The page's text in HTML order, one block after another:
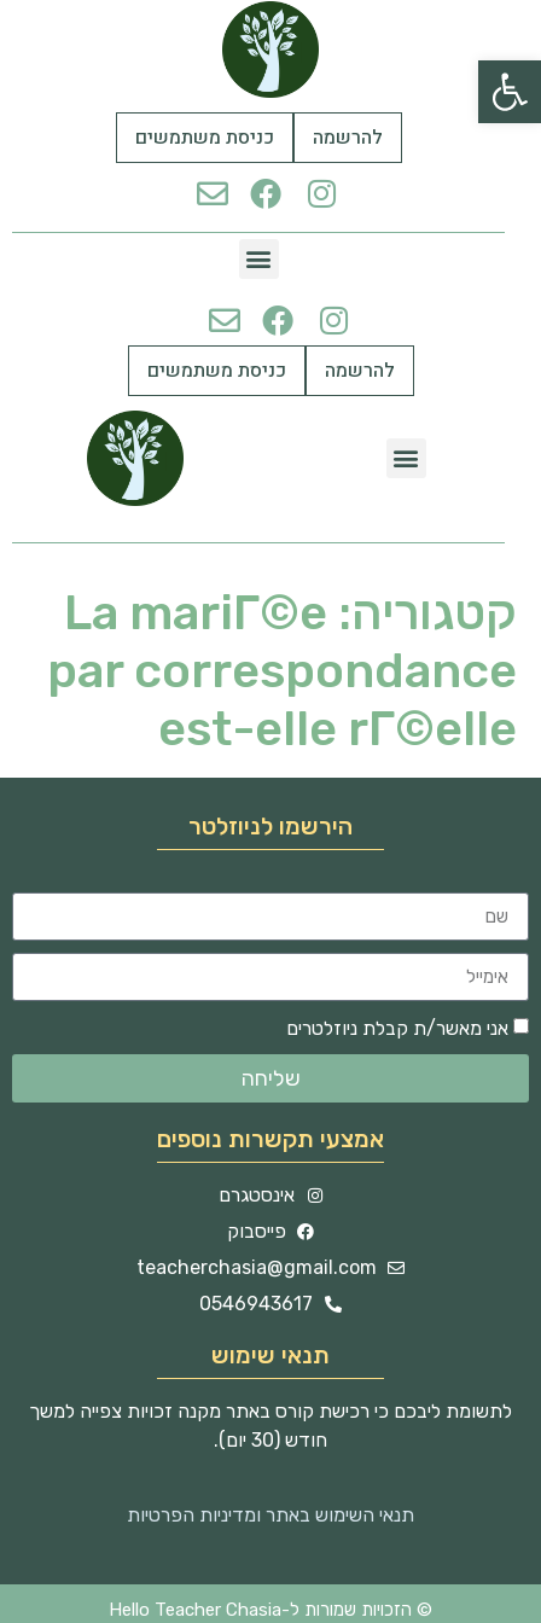
פתח סרגל נגישות
להרשמה כניסת משתמשים
להרשמה כניסת משתמשים
קטגוריה: La mariГ©e
par correspondance
est-elle rГ©elle
הירשמו לניוזלטר
אני מאשר/ת קבלת ניוזלטרים
שליחה
אמצעי תקשרות נוספים
אינסטגרם
פייסבוק
teacherchasia@gmail.com
0546943617
תנאי שימוש
לתשומת ליבכם כי רכישת קורס באתר מקנה זכויות צפייה למשך
חודש (30 יום).
תנאי השימוש באתר ומדיניות הפרטיות
© הזכויות שמורות ל-Hello Teacher Chasia